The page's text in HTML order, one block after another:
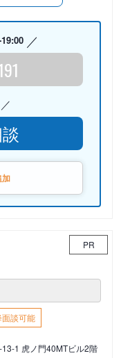
加
PR
談可能
1 虎ノ門40MTビル2階